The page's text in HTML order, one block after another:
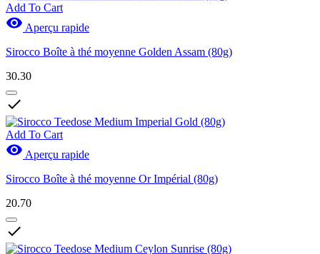
Add To Cart
 Aperçu rapide
Sirocco Boîte à thé moyenne Golden Assam (80g)
30.30

Add To Cart
 Aperçu rapide
Sirocco Boîte à thé moyenne Or Impérial (80g)
20.70
